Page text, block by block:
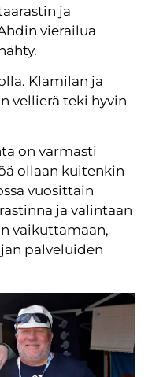
ja
vierailua
Klamilan ja
vellierä teki hyvin
on varmasti
ollaan kuitenkin
vuosittain
ja valintaan
vaikuttamaan,
palveluiden